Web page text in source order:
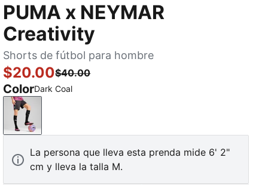
PUMA x NEYMAR
Creativity
Shorts de fútbol para hombre
$20.00$40.00
ColorDark Coal
Dark Coal
La persona que lleva esta prenda mide 6' 2"
cm y lleva la talla M.